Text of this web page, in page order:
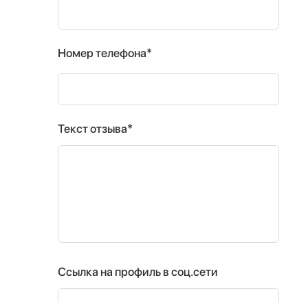
Номер телефона*
Текст отзыва*
Ссылка на профиль в соц.сети